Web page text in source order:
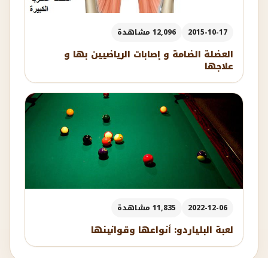
2015-10-17 12,096 مشاهدة
العضلة الضامة و إصابات الرياضيين بها و
علاجها
2022-12-06 11,835 مشاهدة
لعبة البلياردو: أنواعها وقوانينها